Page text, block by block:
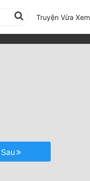
Truyện Vừa Xem
Sau